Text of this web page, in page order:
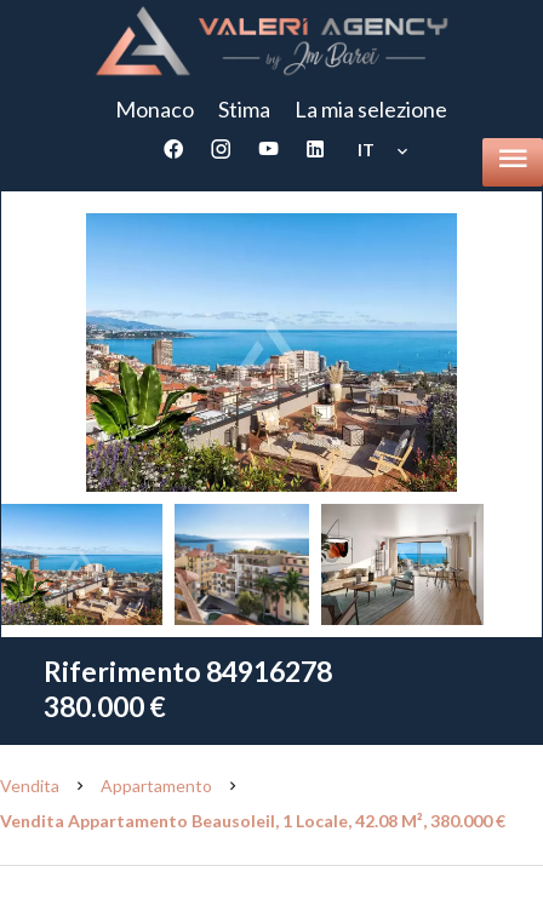
Monaco Stima La mia selezione
IT
Riferimento 84916278
380.000 €
Vendita
Appartamento
Vendita Appartamento Beausoleil, 1 Locale, 42.08 M², 380.000 €